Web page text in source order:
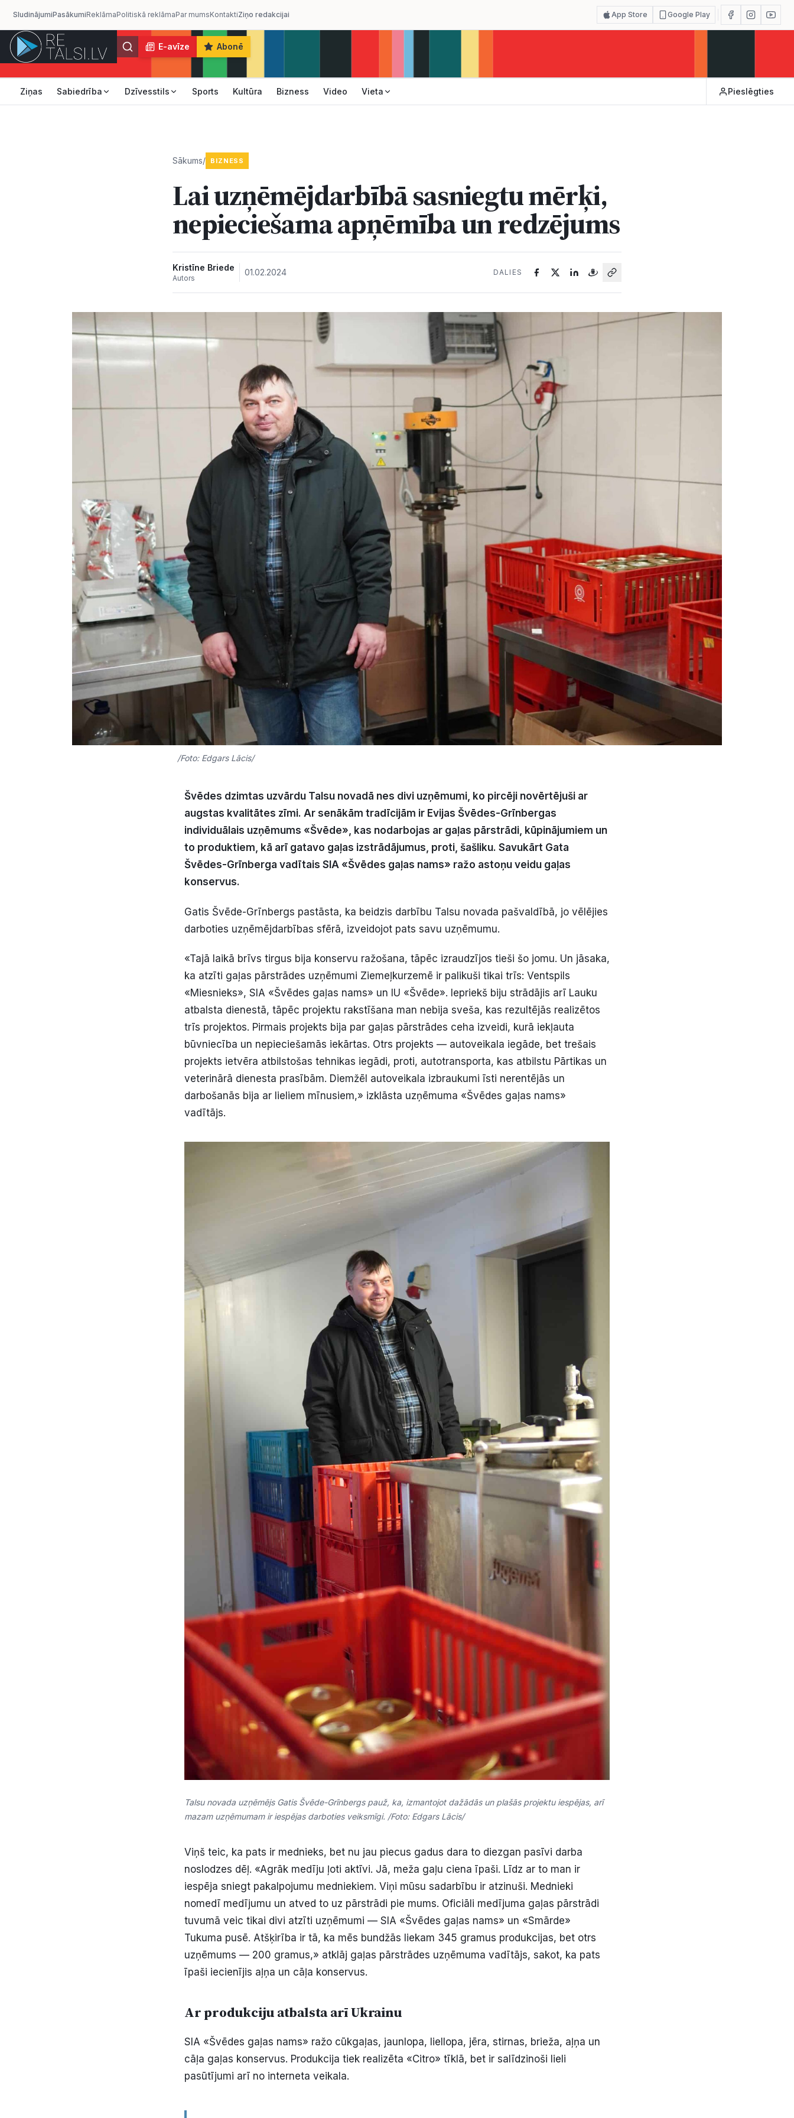
SludinājumiPasākumiReklāmaPolitiskā reklāmaPar mumsKontaktiZiņo redakcijai App Store Google Play
E-avīze Abonē
Ziņas Sabiedrība Dzīvesstils Sports Kultūra Bizness Video Vieta Pieslēgties
Sākums/ BIZNESS
Lai uzņēmējdarbībā sasniegtu mērķi,
nepieciešama apņēmība un redzējums
Kristīne Briede
Autors
01.02.2024 DALIES
/Foto: Edgars Lācis/
Švēdes dzimtas uzvārdu Talsu novadā nes divi uzņēmumi, ko pircēji novērtējuši ar
augstas kvalitātes zīmi. Ar senākām tradīcijām ir Evijas Švēdes-Grīnbergas
individuālais uzņēmums «Švēde», kas nodarbojas ar gaļas pārstrādi, kūpinājumiem un
to produktiem, kā arī gatavo gaļas izstrādājumus, proti, šašliku. Savukārt Gata
Švēdes-Grīnberga vadītais SIA «Švēdes gaļas nams» ražo astoņu veidu gaļas
konservus.
Gatis Švēde-Grīnbergs pastāsta, ka beidzis darbību Talsu novada pašvaldībā, jo vēlējies
darboties uzņēmējdarbības sfērā, izveidojot pats savu uzņēmumu.
«Tajā laikā brīvs tirgus bija konservu ražošana, tāpēc izraudzījos tieši šo jomu. Un jāsaka,
ka atzīti gaļas pārstrādes uzņēmumi Ziemeļkurzemē ir palikuši tikai trīs: Ventspils
«Miesnieks», SIA «Švēdes gaļas nams» un IU «Švēde». Iepriekš biju strādājis arī Lauku
atbalsta dienestā, tāpēc projektu rakstīšana man nebija sveša, kas rezultējās realizētos
trīs projektos. Pirmais projekts bija par gaļas pārstrādes ceha izveidi, kurā iekļauta
būvniecība un nepieciešamās iekārtas. Otrs projekts — autoveikala iegāde, bet trešais
projekts ietvēra atbilstošas tehnikas iegādi, proti, autotransporta, kas atbilstu Pārtikas un
veterinārā dienesta prasībām. Diemžēl autoveikala izbraukumi īsti nerentējās un
darbošanās bija ar lieliem mīnusiem,» izklāsta uzņēmuma «Švēdes gaļas nams»
vadītājs.
Talsu novada uzņēmējs Gatis Švēde-Grīnbergs pauž, ka, izmantojot dažādās un plašās projektu iespējas, arī
mazam uzņēmumam ir iespējas darboties veiksmīgi. /Foto: Edgars Lācis/
Viņš teic, ka pats ir mednieks, bet nu jau piecus gadus dara to diezgan pasīvi darba
noslodzes dēļ. «Agrāk medīju ļoti aktīvi. Jā, meža gaļu ciena īpaši. Līdz ar to man ir
iespēja sniegt pakalpojumu medniekiem. Viņi mūsu sadarbību ir atzinuši. Mednieki
nomedī medījumu un atved to uz pārstrādi pie mums. Oficiāli medījuma gaļas pārstrādi
tuvumā veic tikai divi atzīti uzņēmumi — SIA «Švēdes gaļas nams» un «Smārde»
Tukuma pusē. Atšķirība ir tā, ka mēs bundžās liekam 345 gramus produkcijas, bet otrs
uzņēmums — 200 gramus,» atklāj gaļas pārstrādes uzņēmuma vadītājs, sakot, ka pats
īpaši iecienījis aļņa un cāļa konservus.
Ar produkciju atbalsta arī Ukrainu
SIA «Švēdes gaļas nams» ražo cūkgaļas, jaunlopa, liellopa, jēra, stirnas, brieža, aļņa un
cāļa gaļas konservus. Produkcija tiek realizēta «Citro» tīklā, bet ir salīdzinoši lieli
pasūtījumi arī no interneta veikala.